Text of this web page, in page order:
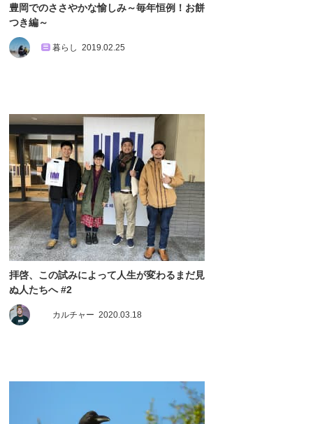
豊岡でのささやかな愉しみ～毎年恒例！お餅
つき編～
暮らし 2019.02.25
拝啓、この試みによって人生が変わるまだ見
ぬ人たちへ #2
カルチャー 2020.03.18